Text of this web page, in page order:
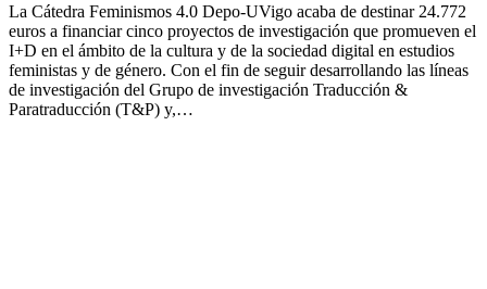
La Cátedra Feminismos 4.0 Depo-UVigo acaba de destinar 24.772
euros a financiar cinco proyectos de investigación que promueven el
I+D en el ámbito de la cultura y de la sociedad digital en estudios
feministas y de género. Con el fin de seguir desarrollando las líneas
de investigación del Grupo de investigación Traducción &
Paratraducción (T&P) y,…